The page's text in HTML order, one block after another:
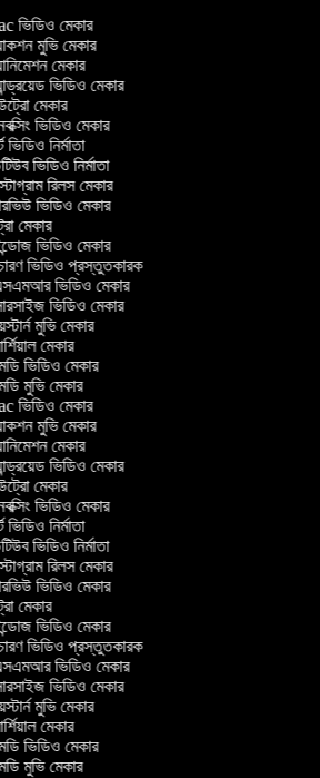
ভিডিও মেকার
মুভি মেকার
মেকার
ভিডিও মেকার
মেকার
ভিডিও মেকার
নির্মাতা
ভিডিও নির্মাতা
রিলস মেকার
ভিডিও মেকার
মেকার
ভিডিও মেকার
ভিডিও প্রস্তুতকারক
ভিডিও মেকার
ভিডিও মেকার
মুভি মেকার
মেকার
ভিডিও মেকার
মুভি মেকার
ভিডিও মেকার
মুভি মেকার
মেকার
ভিডিও মেকার
মেকার
ভিডিও মেকার
নির্মাতা
ভিডিও নির্মাতা
রিলস মেকার
ভিডিও মেকার
মেকার
ভিডিও মেকার
ভিডিও প্রস্তুতকারক
ভিডিও মেকার
ভিডিও মেকার
মুভি মেকার
মেকার
ভিডিও মেকার
মুভি মেকার